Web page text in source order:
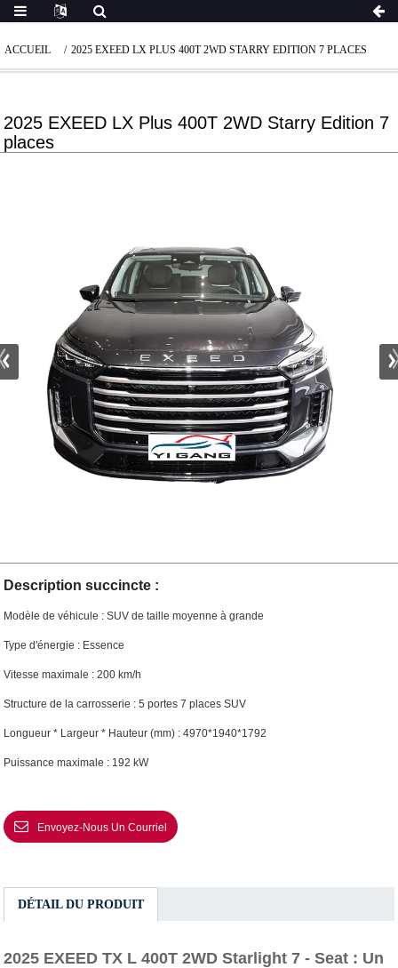
ACCUEIL 2025 EXEED LX PLUS 400T 2WD STARRY EDITION 7 PLACES
2025 EXEED LX Plus 400T 2WD Starry Edition 7
places
Description succincte :
Modèle de véhicule : SUV de taille moyenne à grande
Type d'énergie : Essence
Vitesse maximale : 200 km/h
Structure de la carrosserie : 5 portes 7 places SUV
Longueur * Largeur * Hauteur (mm) : 4970*1940*1792
Puissance maximale : 192 kW
Envoyez-Nous Un Courriel
DÉTAIL DU PRODUIT
2025 EXEED TX L 400T 2WD Starlight 7 - Seat : Un